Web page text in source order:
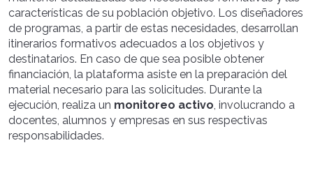
características de su población objetivo. Los diseñadores
de programas, a partir de estas necesidades, desarrollan
itinerarios formativos adecuados a los objetivos y
destinatarios. En caso de que sea posible obtener
financiación, la plataforma asiste en la preparación del
material necesario para las solicitudes. Durante la
ejecución, realiza un monitoreo activo, involucrando a
docentes, alumnos y empresas en sus respectivas
responsabilidades.